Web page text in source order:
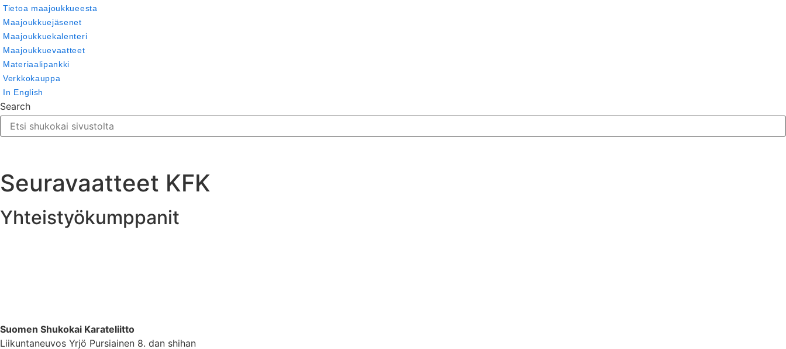
Tietoa maajoukkueesta
Maajoukkuejäsenet
Maajoukkuekalenteri
Maajoukkuevaatteet
Materiaalipankki
Verkkokauppa
In English
Search
Seuravaatteet KFK
Yhteistyökumppanit
Suomen Shukokai Karateliitto
Liikuntaneuvos Yrjö Pursiainen 8. dan shihan